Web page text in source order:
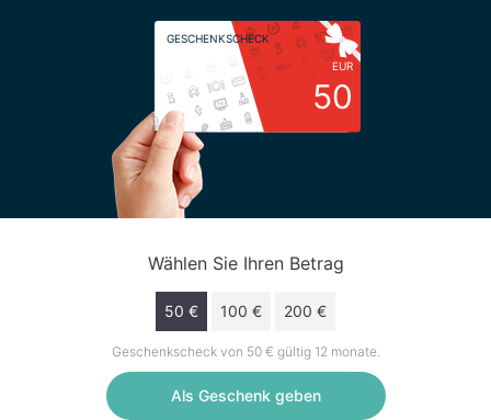
GESCHENKSCHECK
EUR
50
Wählen Sie Ihren Betrag
50 € 100 € 200 €
Geschenkscheck von 50 € gültig 12 monate.
Als Geschenk geben